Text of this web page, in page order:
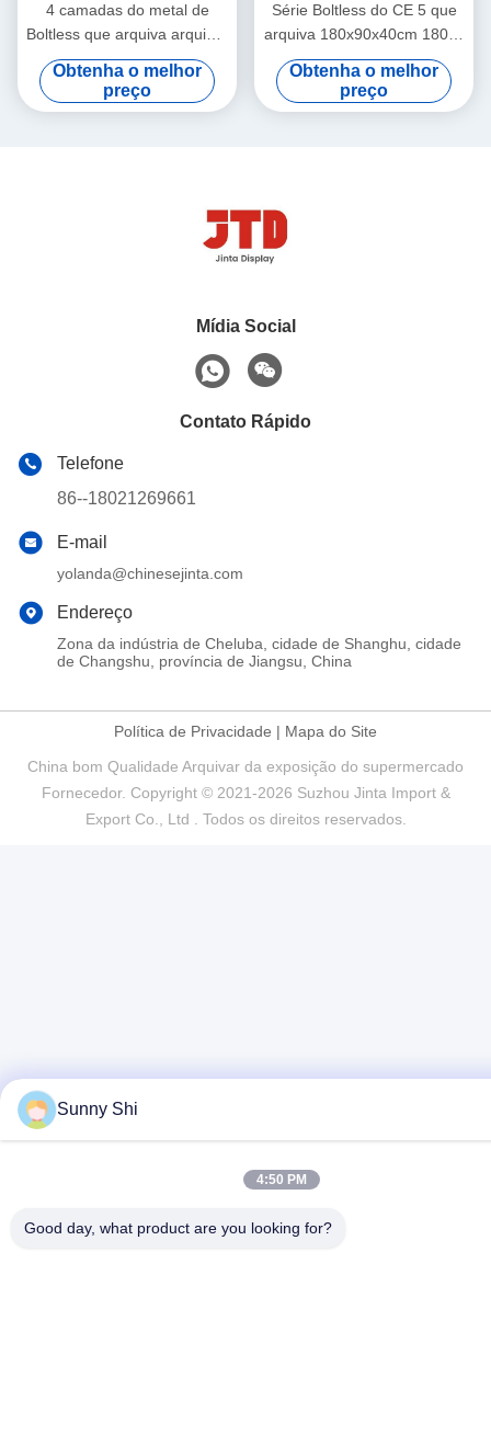
4 camadas do metal de
Boltless que arquiva arquivar
do aço da cremalheira do
rebite de 180cm 45cm
Obtenha o melhor
preço
Série Boltless do CE 5 que
arquiva 180x90x40cm 180kg
pela camada na garagem
Obtenha o melhor
preço
Mídia Social
Contato Rápido
Telefone
86--18021269661
E-mail
yolanda@chinesejinta.com
Endereço
Zona da indústria de Cheluba, cidade de Shanghu, cidade
de Changshu, província de Jiangsu, China
Política de Privacidade | Mapa do Site
China bom Qualidade Arquivar da exposição do supermercado
Fornecedor. Copyright © 2021-2026 Suzhou Jinta Import &
Export Co., Ltd . Todos os direitos reservados.
Sunny Shi
4:50 PM
Good day, what product are you looking for?